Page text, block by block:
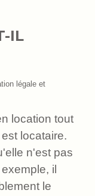
IL
légale et
location tout
locataire.
n'est pas
il
le